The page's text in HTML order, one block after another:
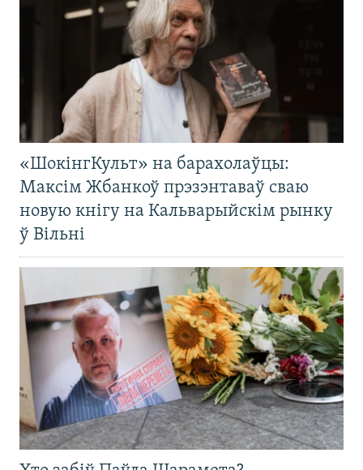
«ШокінгКульт» на барахолаўцы:
Максім Жбанкоў прэзэнтаваў сваю
новую кнігу на Кальварыйскім рынку
ў Вільні